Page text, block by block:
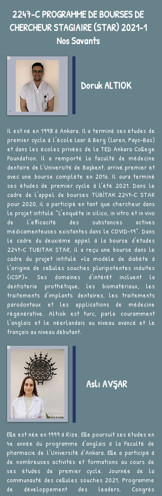
2247-C PROGRAMME DE BOURSES DE
CHERCHEUR STAGIAIRE (STAR) 2021-1
Nos Savants
Doruk ALTIOK
Il est né en 1998 à Ankara. Il a terminé ses études de
premier cycle à l'école Laar & Berg (Laren, Pays-Bas)
et dans les écoles privées de la TED Ankara College
Foundation. Il a remporté la faculté de médecine
dentaire de l'Université de Başkent, arrivé premier et
avec une bourse complète en 2016. Il aura terminé
ses études de premier cycle à l'été 2021. Dans le
cadre de l'appel de bourses TÜBİTAK 2247-C STAR
pour 2020, il a participé en tant que chercheur dans
le projet intitulé "L'enquête in silico, in vitro et in vivo
de l'efficacité des substances actives
médicamenteuses existantes dans le COVID-19". Dans
le cadre du deuxième appel à la bourse d'études
2247-C TUBITAK STAR, il a reçu une bourse dans le
cadre du projet intitulé «la modèle de diabète à
l'origine de cellules souches pluripotentes induites
(iCSP)». Ses domaines d'intérêt incluent la
dentisterie prothétique, les biomatériaux, les
traitements d'implants dentaires, les traitements
parodontaux et les applications de médecine
régénérative. Altıok est turc, parle couramment
l'anglais et le néerlandais au niveau avancé et le
français au niveau débutant.
Aslı AVŞAR
Elle est née en 1999 à Rize. Elle poursuit ses études en
4e année du programme d'anglais à la Faculté de
pharmacie de l'Université d'Ankara. Elle a participé à
de nombreuses activités et formations au cours de
ses études de premier cycle. Journée de la
communauté des cellules souches 2021, Programme
de développement des leaders, Congrès